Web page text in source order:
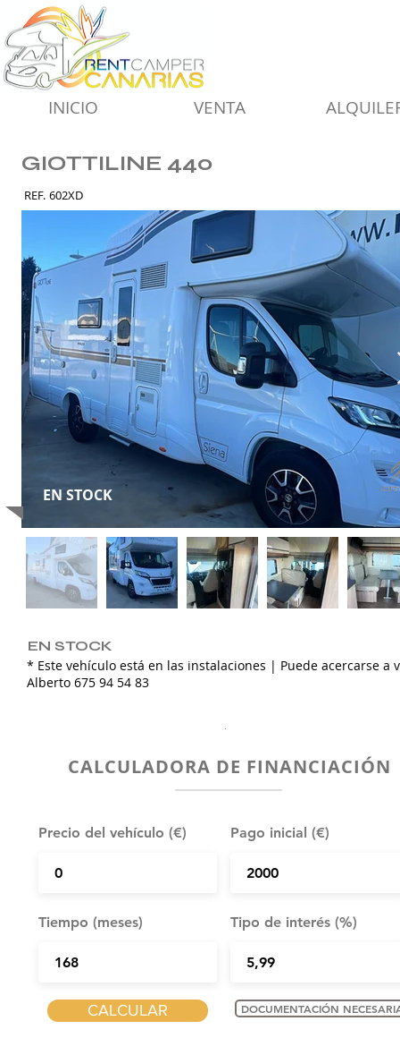
INICIO VENTA
GIOTTILINE 440
REF. 602XD
EN STOCK
EN STOCK
* Este vehículo está en las instalaciones | Puede acercarse a
Alberto 675 94 54 83
.
CALCULADORA DE FINANCIACIÓN
Precio del vehículo (€) Pago inicial (€)
Tiempo (meses) Tipo de interés (%)
CALCULAR DOCUMENTACIÓN